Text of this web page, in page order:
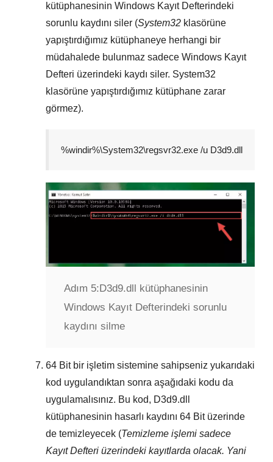
kütüphanesinin Windows Kayıt Defterindeki
sorunlu kaydını siler (System32 klasörüne
yapıştırdığımız kütüphaneye herhangi bir
müdahalede bulunmaz sadece Windows Kayıt
Defteri üzerindeki kaydı siler. System32
klasörüne yapıştırdığımız kütüphane zarar
görmez).
%windir%\System32\regsvr32.exe /u D3d9.dll
Adım 5: D3d9.dll kütüphanesinin
Windows Kayıt Defterindeki sorunlu
kaydını silme
64 Bitbir işletim sistemine sahipseniz yukarıdaki
kod uygulandıktan sonra aşağıdaki kodu da
uygulamalısınız. Bu kod, D3d9.dll
kütüphanesinin hasarlı kaydını 64 Bitüzerinde
de temizleyecek (Temizleme işlemi sadece
Kayıt Defteri üzerindeki kayıtlarda olacak. Yani